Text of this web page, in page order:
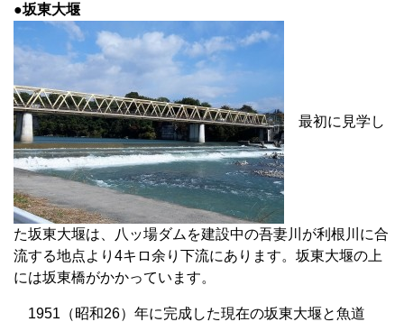
●坂東大堰
最初に見学し
た坂東大堰は、八ッ場ダムを建設中の吾妻川が利根川に合
流する地点より4キロ余り下流にあります。坂東大堰の上
には坂東橋がかかっています。
1951（昭和26）年に完成した現在の坂東大堰と魚道